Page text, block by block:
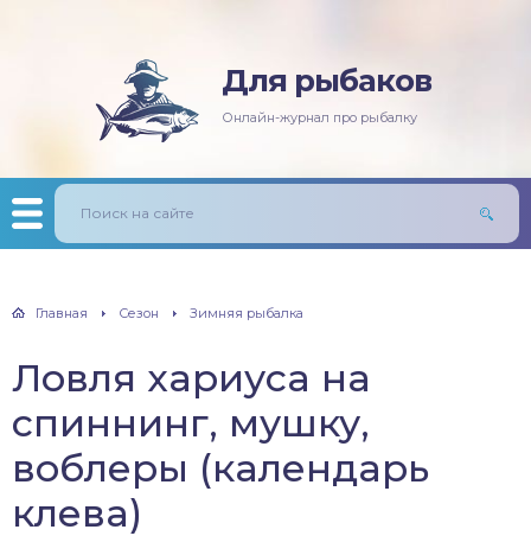
Для рыбаков
Онлайн-журнал про рыбалку
Главная Сезон Зимняя рыбалка
Ловля хариуса на
спиннинг, мушку,
воблеры (календарь
клева)
рыбалка
рыбалкаснасть
и донки
билет